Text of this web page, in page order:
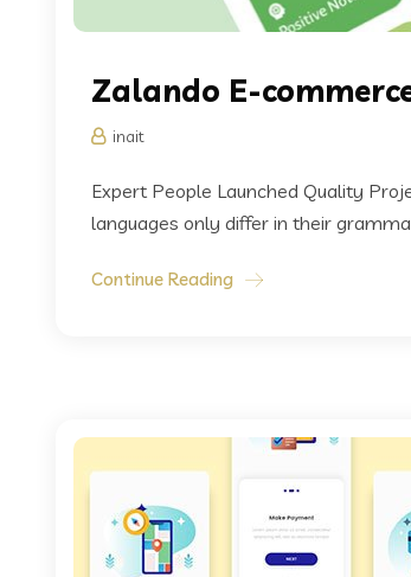
Zalando E-
inait
Expert People Launched Quality
languages only differ in their
Continue Reading